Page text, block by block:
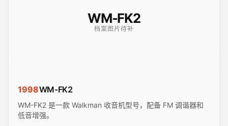
WM-FK2
档案图片待补
1998WM-FK2
WM-FK2 是一款 Walkman 收音机型号，配备 FM 调谐器和
低音增强。